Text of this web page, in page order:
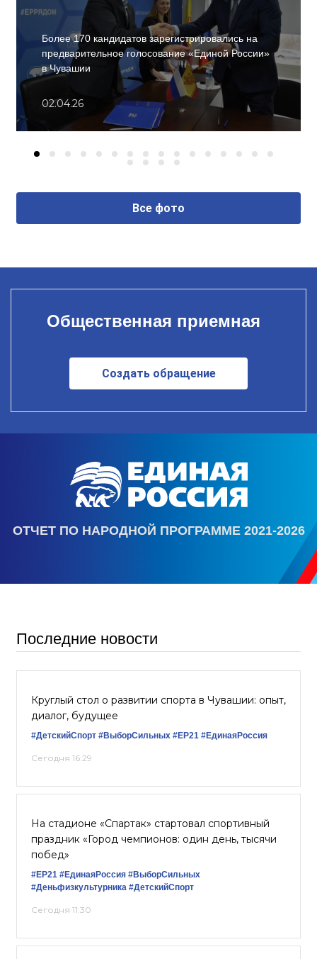
Более 170 кандидатов зарегистрировались на
предварительное голосование «Единой России»
в Чувашии
02.04.26
Все фото
Общественная приемная
Создать обращение
ОТЧЕТ ПО НАРОДНОЙ ПРОГРАММЕ 2021-2026
Последние новости
Круглый стол о развитии спорта в Чувашии: опыт,
диалог, будущее
#ДетскийСпорт #ВыборСильных #ЕР21 #ЕдинаяРоссия
Сегодня 16:29
На стадионе «Спартак» стартовал спортивный
праздник «Город чемпионов: один день, тысячи
побед»
#ЕР21 #ЕдинаяРоссия #ВыборСильных
#Деньфизкультурника #ДетскийСпорт
Сегодня 11:30